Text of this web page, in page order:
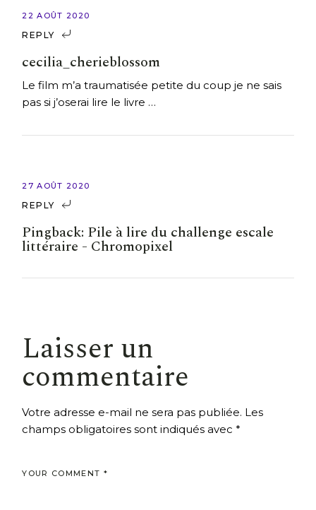
22 AOÛT 2020
REPLY
cecilia_cherieblossom
Le film m’a traumatisée petite du coup je ne sais
pas si j’oserai lire le livre …
27 AOÛT 2020
REPLY
Pingback: Pile à lire du challenge escale
littéraire - Chromopixel
Laisser un
commentaire
Votre adresse e-mail ne sera pas publiée. Les
champs obligatoires sont indiqués avec*